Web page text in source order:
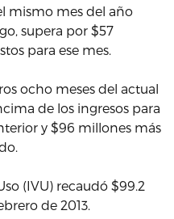
mismo mes del año
supera por $57
para ese mes.
ocho meses del actual
de los ingresos para
y $96 millones más
(IVU) recaudó $99.2
de 2013.